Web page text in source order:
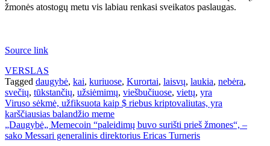
žmonės atostogų metu vis labiau renkasi sveikatos paslaugas.
Source link
VERSLAS
Tagged daugybė, kai, kuriuose, Kurortai, laisvų, laukia, nebėra,
svečių, tūkstančių, užsiėmimų, viešbučiuose, vietų, yra
Navigacija
tarp
įrašų
Viruso sėkmė, užfiksuota kaip $ riebus kriptovaliutas, yra
karščiausias balandžio meme
„Daugybė„ Memecoin “paleidimų buvo surišti prieš žmones“, –
sako Messari generalinis direktorius Ericas Turneris